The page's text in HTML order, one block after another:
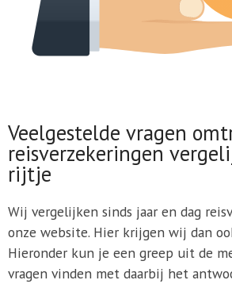
Veelgestelde vragen
reisverzekeringen
rijtje
Wij vergelijken sinds jaar en dag
onze website. Hier krijgen wij dan
Hieronder kun je een greep uit de
vragen vinden met daarbij het